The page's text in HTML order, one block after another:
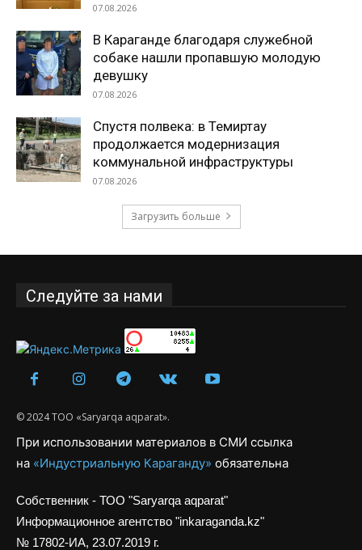
07.08.2026
В Караганде благодаря служебной
собаке нашли пропавшую молодую
девушку
07.08.2026
Спустя полвека: в Темиртау
продолжается модернизация
коммунальной инфраструктуры
07.08.2026
Загрузить больше
Следуйте за нами
© 2024 ТОО «Saryarqa aqparat».
При использовании материалов в СМИ ссылка
на «Индустриальную Караганду» обязательна
Собственник - ТОО "Saryarqa aqparat"
Информационное агентство "inkaraganda.kz"
№ 17802-ИА, 23.07.2019 г.